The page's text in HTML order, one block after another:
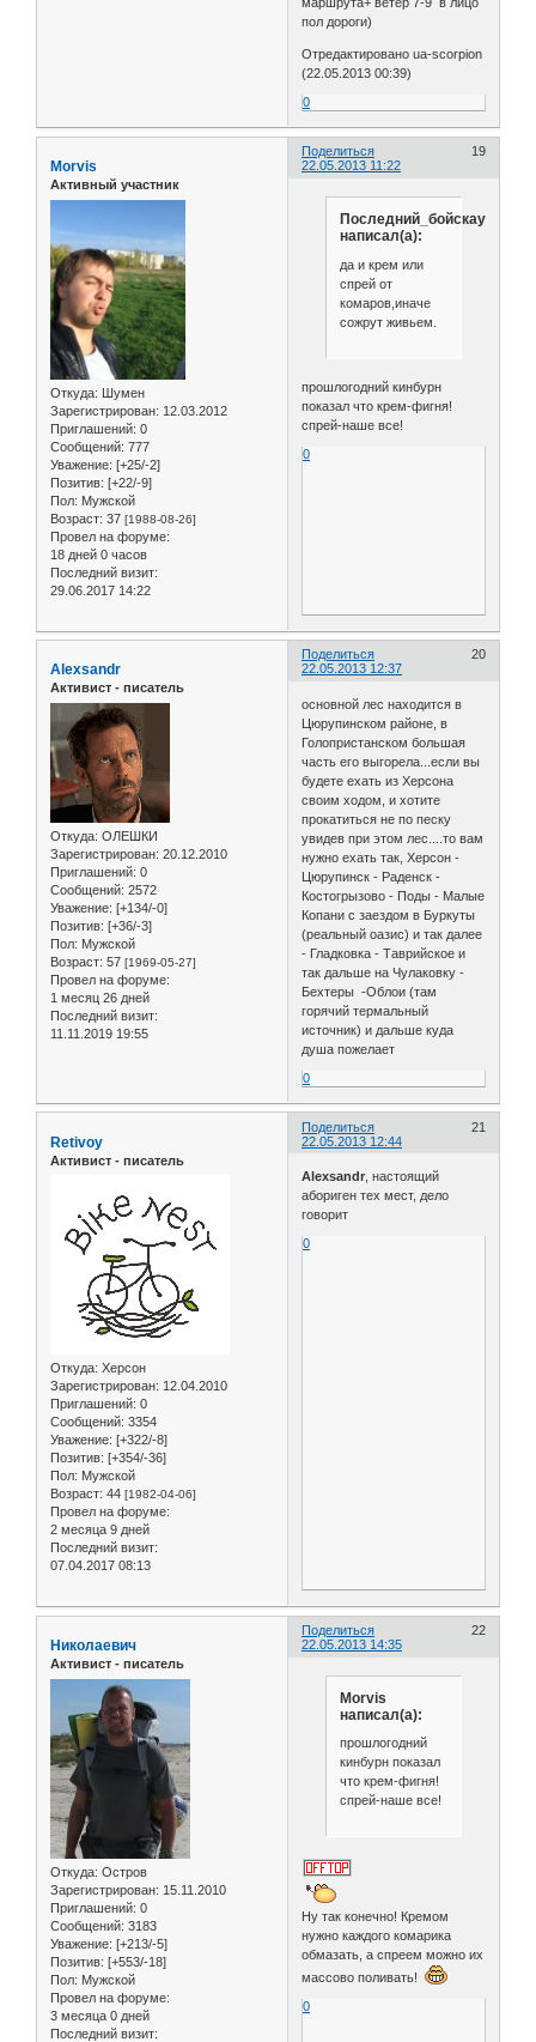
пол дороги)
Отредактировано ua-scorpion
(22.05.2013 00:39)
0
Поделиться
19
22.05.2013 11:22
Morvis
Активный участник
Откуда: Шумен
Зарегистрирован: 12.03.2012
Приглашений: 0
Сообщений: 777
Уважение: [+25/-2]
Позитив: [+22/-9]
Пол: Мужской
Возраст: 37 [1988-08-26]
Провел на форуме:
18 дней 0 часов
Последний визит:
29.06.2017 14:22
Последний_бойскаут
написал(а):
да и крем или
спрей от
комаров,иначе
сожрут живьем.
прошлогодний кинбурн
показал что крем-фигня!
спрей-наше все!
0
Поделиться
20
22.05.2013 12:37
Alexsandr
Активист - писатель
Откуда: ОЛЕШКИ
Зарегистрирован: 20.12.2010
Приглашений: 0
Сообщений: 2572
Уважение: [+134/-0]
Позитив: [+36/-3]
Пол: Мужской
Возраст: 57 [1969-05-27]
Провел на форуме:
1 месяц 26 дней
Последний визит:
11.11.2019 19:55
основной лес находится в
Цюрупинском районе, в
Голопристанском большая
часть его выгорела...если вы
будете ехать из Херсона
своим ходом, и хотите
прокатиться не по песку
увидев при этом лес....то вам
нужно ехать так, Херсон -
Цюрупинск - Раденск -
Костогрызово - Поды - Малые
Копани с заездом в Буркуты
(реальный оазис) и так далее
- Гладковка - Таврийское и
так дальше на Чулаковку -
Бехтеры -Облои (там
горячий термальный
источник) и дальше куда
душа пожелает
0
Поделиться
21
22.05.2013 12:44
Retivoy
Активист - писатель
Откуда: Херсон
Зарегистрирован: 12.04.2010
Приглашений: 0
Сообщений: 3354
Уважение: [+322/-8]
Позитив: [+354/-36]
Пол: Мужской
Возраст: 44 [1982-04-06]
Провел на форуме:
2 месяца 9 дней
Последний визит:
07.04.2017 08:13
Alexsandr , настоящий
абориген тех мест, дело
говорит
0
Поделиться
22
22.05.2013 14:35
Николаевич
Активист - писатель
Откуда: Остров
Зарегистрирован: 15.11.2010
Приглашений: 0
Сообщений: 3183
Уважение: [+213/-5]
Позитив: [+553/-18]
Пол: Мужской
Провел на форуме:
3 месяца 0 дней
Последний визит:
Morvis
написал(а):
прошлогодний
кинбурн показал
что крем-фигня!
спрей-наше все!
Ну так конечно! Кремом
нужно каждого комарика
обмазать, а спреем можно их
массово поливать!
0